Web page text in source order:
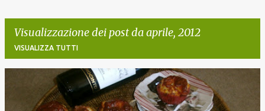
Visualizzazione dei post da aprile, 2012
VISUALIZZA TUTTI